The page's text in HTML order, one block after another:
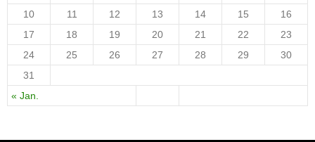
« Jan.
10
11 12 13 14 15
16
17
18 19 20 21 22
23
24
25 26 27 28 29
30
31